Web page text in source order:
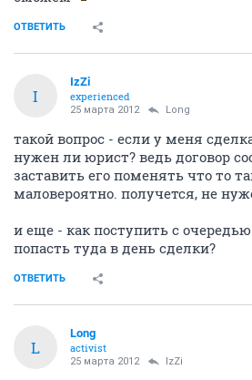
ОТВЕТИТЬ
I
IzZi
experienced
25 марта 2012 Long
такой вопрос - если у меня
нужен ли юрист? ведь договор
заставить его поменять что то
маловероятно. получется, не
и еще - как поступить с
попасть туда в день сделки?
ОТВЕТИТЬ
L
Long
activist
25 марта 2012 IzZi